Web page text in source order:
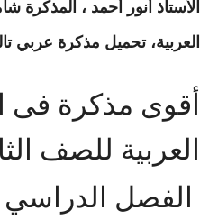
الأستاذ أنور أحمد ، المذكرة
العربية، تحميل مذكرة عربي
أقوى مذكرة فى
العربية للصف
الفصل الدراسي